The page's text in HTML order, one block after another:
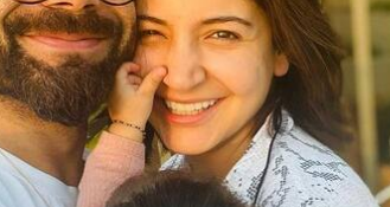
पर्सनल कार्नर
टॉप आर्टिकल्स टॉप रील्स
इंडिया झारखंड